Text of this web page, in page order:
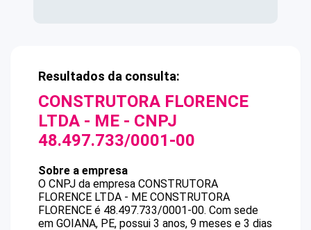
Resultados da consulta:
CONSTRUTORA FLORENCE
LTDA - ME - CNPJ
48.497.733/0001-00
Sobre a empresa
O CNPJ da empresa CONSTRUTORA
FLORENCE LTDA - ME CONSTRUTORA
FLORENCE é 48.497.733/0001-00. Com sede
em GOIANA, PE, possui 3 anos, 9 meses e 3 dias